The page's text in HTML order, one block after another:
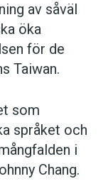
av såväl
öka
för de
Taiwan.
som
språket och
i
Chang.